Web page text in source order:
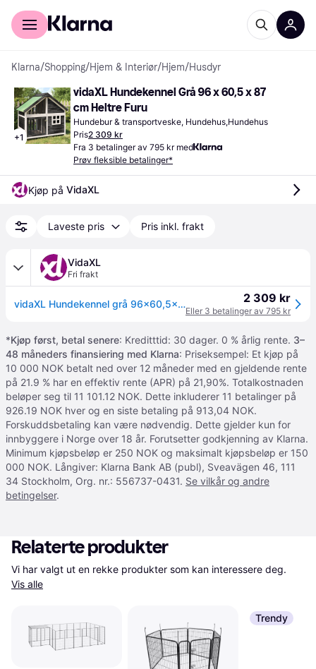
For kunder
Klarna/Shopping/Hjem & Interiør/Hjem/Husdyr
+1
vidaXL Hundekennel Grå 96 x 60,5 x 87
cm Heltre Furu
Hundebur & transportveske, Hundehus,Hundehus
Pris2 309 kr
Fra 3 betalinger av 795 kr med
Prøv fleksible betalinger*
Kjøp på VidaXL
Laveste pris Pris inkl. frakt
VidaXL
Fri frakt
vidaXL Hundekennel grå 96x60,5x87 cm heltre furu 2 309 kr
Eller 3 betalinger av 795 kr
*Kjøp først, betal senere: Kreditttid: 30 dager. 0 % årlig rente. 3–
48 måneders finansiering med Klarna: Priseksempel: Et kjøp på
10 000 NOK betalt ned over 12 måneder med en gjeldende rente
på 21.9 % har en effektiv rente (APR) på 21,90%. Totalkostnaden
beløper seg til 11 101.12 NOK. Dette inkluderer 11 betalinger på
926.19 NOK hver og en siste betaling på 913,04 NOK.
Forskuddsbetaling kan være nødvendig. Dette gjelder kun for
innbyggere i Norge over 18 år. Forutsetter godkjenning av Klarna.
Minimum kjøpsbeløp er 250 NOK og maksimalt kjøpsbeløp er 150
000 NOK. Långiver: Klarna Bank AB (publ), Sveavägen 46, 111
34 Stockholm, Org. nr.: 556737-0431. Se vilkår og andre
betingelser.
Relaterte produkter
Vis alle
Trendy